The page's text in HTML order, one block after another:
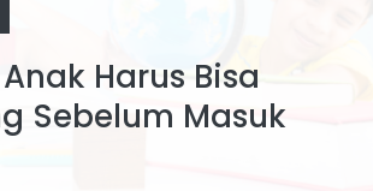
Harus Bisa
Sebelum Masuk